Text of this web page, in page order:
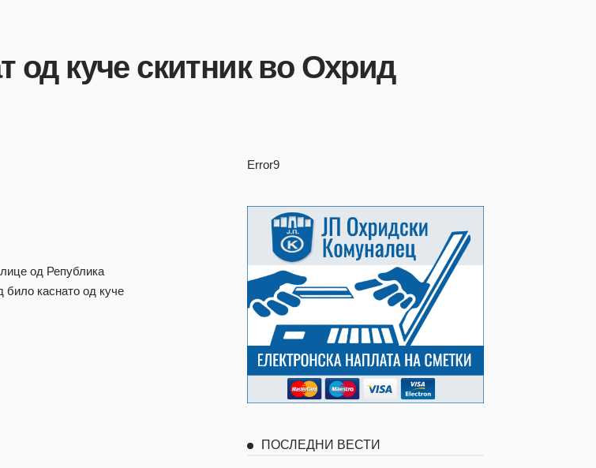
од куче скитник во Охрид
од Република
било каснато од куче
Error9
ПОСЛЕДНИ ВЕСТИ